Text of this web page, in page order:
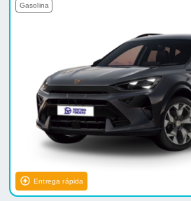
Gasolina
Entrega rápida